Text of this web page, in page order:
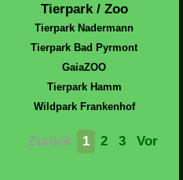
Tierpark / Zoo
Tierpark Nadermann
Tierpark Bad Pyrmont
GaiaZOO
Tierpark Hamm
Wildpark Frankenhof
Zurück 1 2 3 Vor